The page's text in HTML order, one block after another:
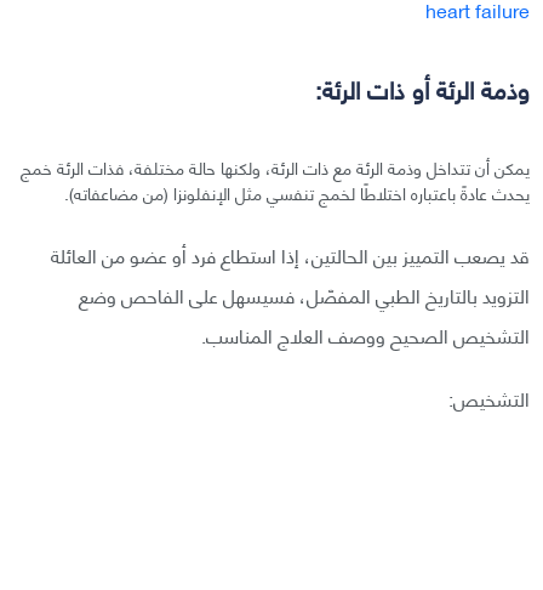
وذمة الرئة أو ذات الرئة:
يمكن أن تتداخل وذمة الرئة مع ذات الرئة، ولكنها حالة مختلفة، فذات الرئة خمج
يحدث عادةً باعتباره اختلاطًا لخمج تنفسي مثل الإنفلونزا (من مضاعفاته).
قد يصعب التمييز بين الحالتين، إذا استطاع فرد أو عضو من العائلة
التزويد بالتاريخ الطبي المفصّل، فسيسهل على الفاحص وضع
التشخيص الصحيح ووصف العلاج المناسب.
التشخيص: